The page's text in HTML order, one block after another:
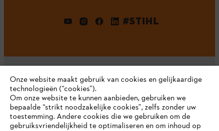
#STIHL
Bedrijf
Onze website maakt gebruik van cookies en gelijkaardige
technologieën (“cookies”).
Om onze website te kunnen aanbieden, gebruiken we
bepaalde “strikt noodzakelijke cookies”, zelfs zonder uw
toestemming. Andere cookies die we gebruiken om de
gebruiksvriendelijkheid te optimaliseren en om inhoud op